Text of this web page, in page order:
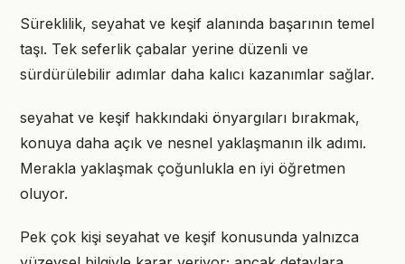
Süreklilik, seyahat ve keşif alanında başarının temel
taşı. Tek seferlik çabalar yerine düzenli ve
sürdürülebilir adımlar daha kalıcı kazanımlar sağlar.
seyahat ve keşif hakkındaki önyargıları bırakmak,
konuya daha açık ve nesnel yaklaşmanın ilk adımı.
Merakla yaklaşmak çoğunlukla en iyi öğretmen
oluyor.
Pek çok kişi seyahat ve keşif konusunda yalnızca